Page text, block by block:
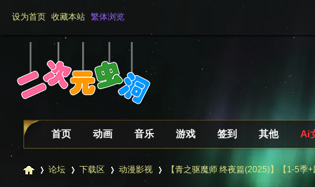
设为首页 收藏本站 繁体浏览
首页 动画 音乐 游戏 签到 其他 Ai
论坛 下载区 动漫影视 【青之驱魔师 终夜篇(2025)】【1-5季